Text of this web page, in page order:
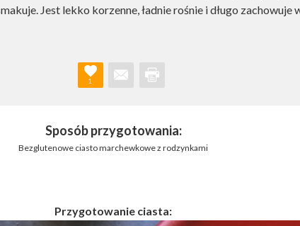
Jest lekko korzenne, ładnie rośnie i długo zachowuje
1
Sposób przygotowania:
Bezglutenowe ciasto marchewkowe z rodzynkami
Przygotowanie ciasta: